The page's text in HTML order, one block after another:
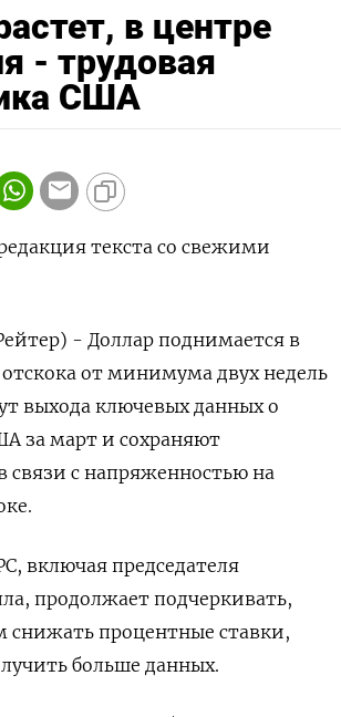
в центре
- трудовая
США
текста со свежими
- Доллар поднимается в
от минимума двух недель
выхода ключевых данных о
за март и сохраняют
связи с напряженностью на
включая председателя
продолжает подчеркивать,
снижать процентные ставки,
больше данных.